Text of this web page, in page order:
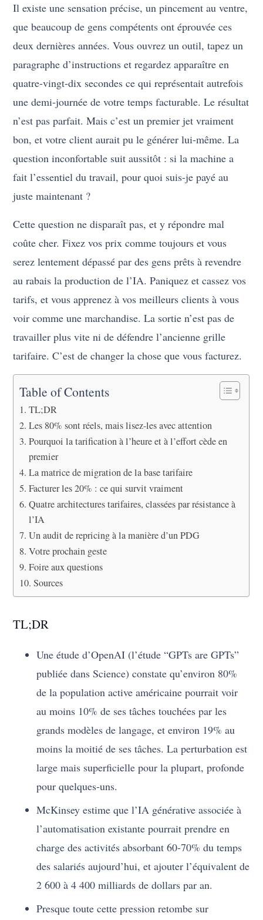
Il existe une sensation précise, un pincement au ventre,
que beaucoup de gens compétents ont éprouvée ces
deux dernières années. Vous ouvrez un outil, tapez un
paragraphe d’instructions et regardez apparaître en
quatre-vingt-dix secondes ce qui représentait autrefois
une demi-journée de votre temps facturable. Le résultat
n’est pas parfait. Mais c’est un premier jet vraiment
bon, et votre client aurait pu le générer lui-même. La
question inconfortable suit aussitôt : si la machine a
fait l’essentiel du travail, pour quoi suis-je payé au
juste maintenant ?
Cette question ne disparaît pas, et y répondre mal
coûte cher. Fixez vos prix comme toujours et vous
serez lentement dépassé par des gens prêts à revendre
au rabais la production de l’IA. Paniquez et cassez vos
tarifs, et vous apprenez à vos meilleurs clients à vous
voir comme une marchandise. La sortie n’est pas de
travailler plus vite ni de défendre l’ancienne grille
tarifaire. C’est de changer la chose que vous facturez.
Table of Contents
TL;DR
Les 80% sont réels, mais lisez-les avec attention
Pourquoi la tarification à l’heure et à l’effort cède en
premier
La matrice de migration de la base tarifaire
Facturer les 20% : ce qui survit vraiment
Quatre architectures tarifaires, classées par résistance à
l’IA
Un audit de repricing à la manière d’un PDG
Votre prochain geste
Foire aux questions
Sources
TL;DR
Une étude d’OpenAI (l’étude “GPTs are GPTs”
publiée dans Science) constate qu’environ 80%
de la population active américaine pourrait voir
au moins 10% de ses tâches touchées par les
grands modèles de langage, et environ 19% au
moins la moitié de ses tâches. La perturbation est
large mais superficielle pour la plupart, profonde
pour quelques-uns.
McKinsey estime que l’IA générative associée à
l’automatisation existante pourrait prendre en
charge des activités absorbant 60-70% du temps
des salariés aujourd’hui, et ajouter l’équivalent de
2 600 à 4 400 milliards de dollars par an.
Presque toute cette pression retombe sur